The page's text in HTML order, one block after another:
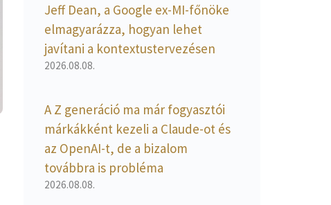
Jeff Dean, a Google ex-MI-főnöke
elmagyarázza, hogyan lehet
javítani a kontextustervezésen
2026.08.08.
A Z generáció ma már fogyasztói
márkákként kezeli a Claude-ot és
az OpenAI-t, de a bizalom
továbbra is probléma
2026.08.08.